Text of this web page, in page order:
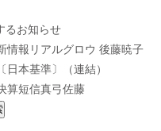
るお知らせ
情報 リアルグロウ 後藤暁子
本基準〕（連結）
算短信真弓佐藤